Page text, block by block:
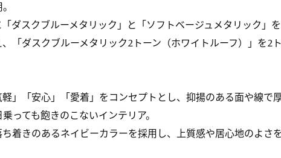
ダスクブルーメタリック」と「ソフトベージュメタリック」
「ダスクブルーメタリック2トーン（ホワイトルーフ）」を2ト
」「安心」「愛着」をコンセプトとし、抑揚のある面や線で
っても飽きのこないインテリア。
着きのあるネイビーカラーを採用し、上質感や居心地のよさを